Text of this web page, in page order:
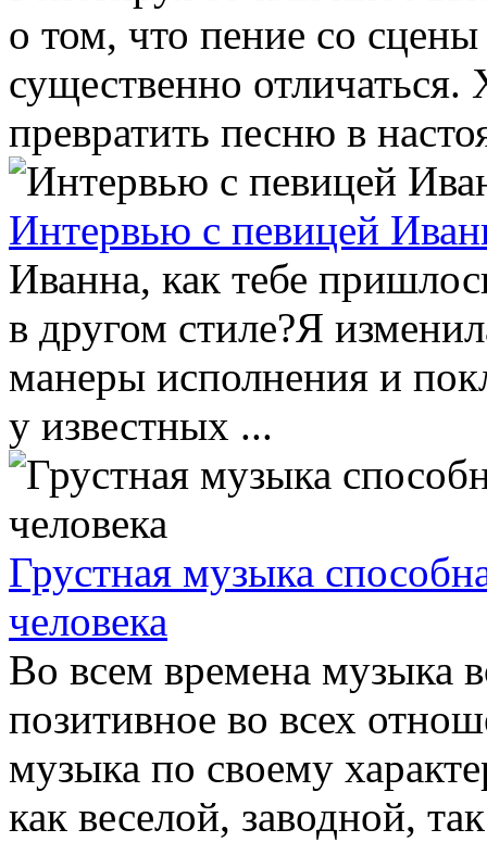
о том, что пение со
существенно
превратить песню в
Интервью с певицей
Иванна, как тебе
в другом стиле?Я
манеры исполнения и
у известных ...
Грустная музыка
человека
Во всем времена музыка
позитивное во всех
музыка по своему
как веселой, заводной,